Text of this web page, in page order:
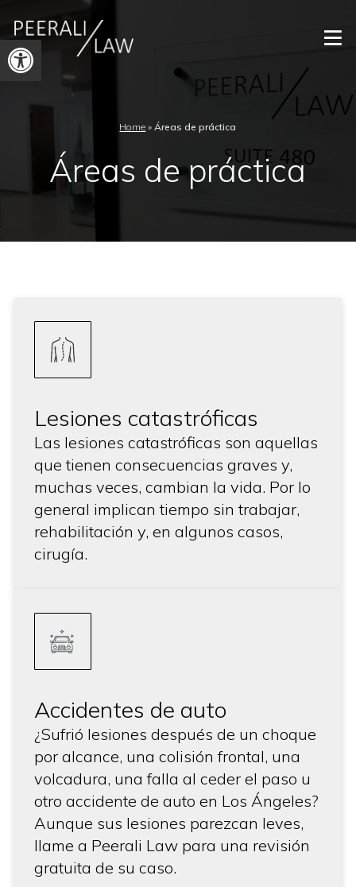
Home »Áreas de práctica
Áreas de práctica
Lesiones catastróficas
Las lesiones catastróficas son aquellas
que tienen consecuencias graves y,
muchas veces, cambian la vida. Por lo
general implican tiempo sin trabajar,
rehabilitación y, en algunos casos,
cirugía.
Accidentes de auto
¿Sufrió lesiones después de un choque
por alcance, una colisión frontal, una
volcadura, una falla al ceder el paso u
otro accidente de auto en Los Ángeles?
Aunque sus lesiones parezcan leves,
llame a Peerali Law para una revisión
gratuita de su caso.
Abrir
barra